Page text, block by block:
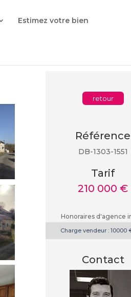
Estimez votre bien
Référence
DB-1303-1551
Tarif
210 000 €
Honoraires d'agence
Charge vendeur : 10000
Contact